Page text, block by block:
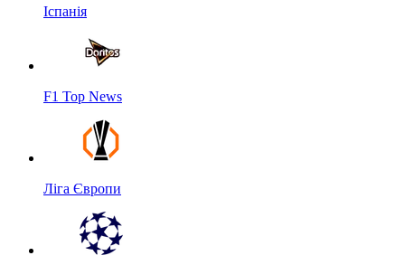
Іспанія
F1 Top News
Ліга Європи